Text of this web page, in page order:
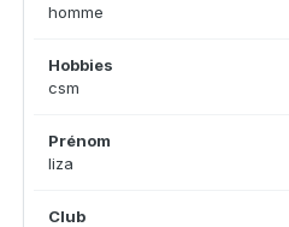
homme
Hobbies
csm
Prénom
liza
Club